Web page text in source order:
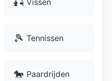
🎾 Tennissen
🐎 Paardrijden